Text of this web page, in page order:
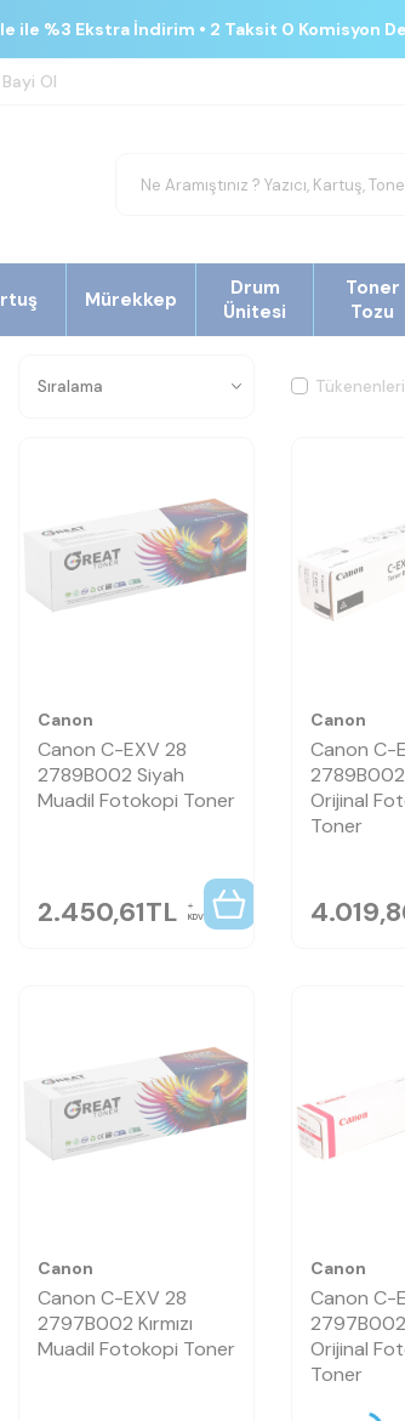
ile %3 Ekstra İndirim • 2 Taksit 0 Komisyon
Bayi Ol
Mürekkep
Drum
Ünitesi
Toner
Tozu
Canon
Canon C-EXV 28
2789B002 Siyah
Muadil Fotokopi Toner
2.450,61TL KDV
Canon
Canon C-
Orijinal
Toner
Canon
Canon C-EXV 28
2797B002 Kırmızı
Muadil Fotokopi Toner
Canon
Canon C-
2797B002
Orijinal
Toner